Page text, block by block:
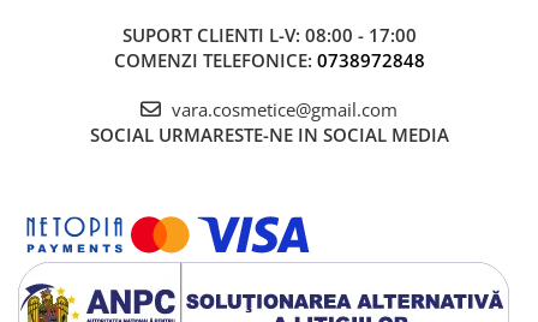
SUPORT CLIENTI L-V: 08:00 - 17:00
COMENZI TELEFONICE: 0738972848
vara.cosmetice@gmail.com
SOCIAL URMARESTE-NE IN SOCIAL MEDIA